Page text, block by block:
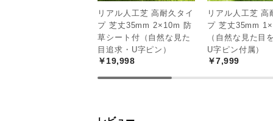
リアル人工芝 高耐久タイ
プ 芝丈35mm 2×10m 防
草シート付（自然な見た
目追求・U字ピン）
￥19,998
リアル人工芝 高
プ 芝丈35mm
（自然な見た目
U字ピン付属）
￥7,999